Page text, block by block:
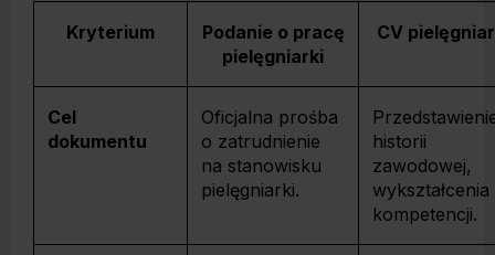
Kryterium
Podanie o pracę
pielęgniarki
CV
Cel
dokumentu
Oficjalna prośba
o zatrudnienie
na stanowisku
pielęgniarki.
historii
zawodowej,
wykształcenia
kompetencji.